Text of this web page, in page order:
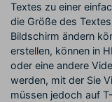
Textes zu einer
die Größe des
Bildschirm ändern
erstellen, können in
oder eine andere
werden, mit der Sie
müssen jedoch auf